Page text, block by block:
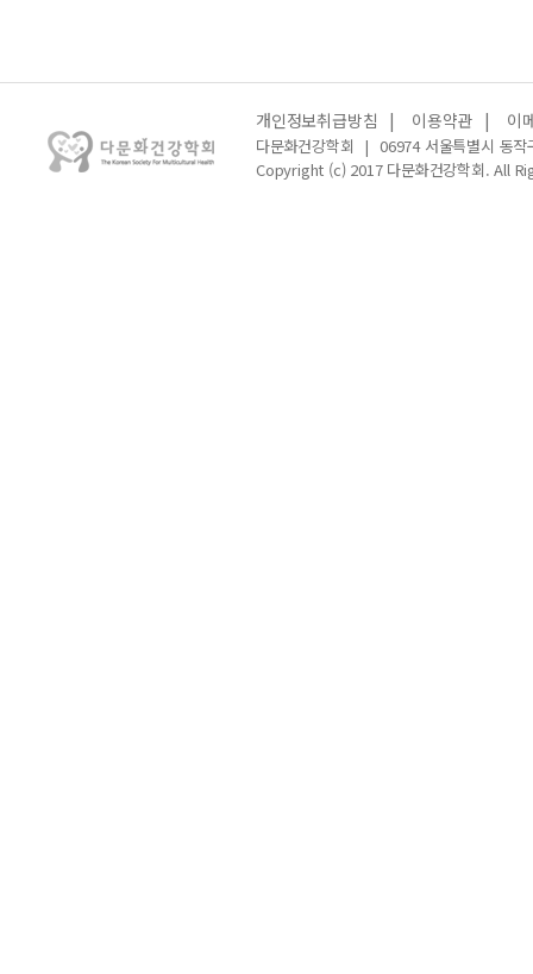
개인정보취급방침 | 이용약관 | 이
다문화건강학회 | 06974 서울특별시 동
Copyright (c) 2017 다문화건강학회. All